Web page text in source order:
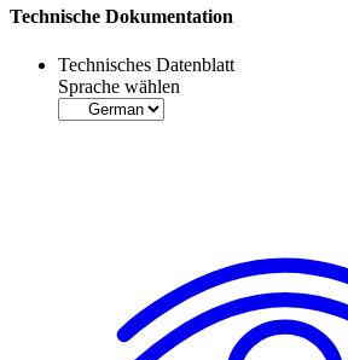
Technische Dokumentation
Technisches Datenblatt
Sprache wählen